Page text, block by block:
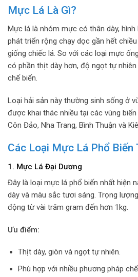
Mực Lá Là Gì?
Mực lá là nhóm mực có thân dày, hình
phát triển rộng chạy dọc gần hết
giống chiếc lá. So với các loại mực
có phần thịt dày hơn, độ ngọt tự
chế biến.
Loại hải sản này thường sinh sống ở
được khai thác nhiều tại các vùng
Côn Đảo, Nha Trang, Bình Thuận và
Các Loại Mực Lá Phổ Biến
1. Mực Lá Đại Dương
Đây là loại mực lá phổ biến nhất hiện
dày và màu sắc tươi sáng. Trọng
động từ vài trăm gram đến hơn 1kg.
Ưu điểm:
Thịt dày, giòn và ngọt tự nhiên.
Phù hợp với nhiều phương pháp